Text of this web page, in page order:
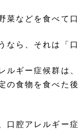
菜などを食べて
なら、それは「
ルギー症候群は
の食物を食べた
口腔アレルギー